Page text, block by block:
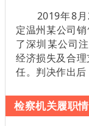
2019年8月
定温州某公司
了深圳某公司
经济损失及合
任。判决作出后
检察机关履职